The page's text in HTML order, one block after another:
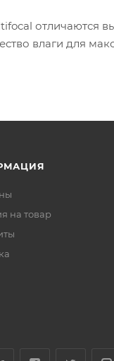
отличаются
влаги для
на товар